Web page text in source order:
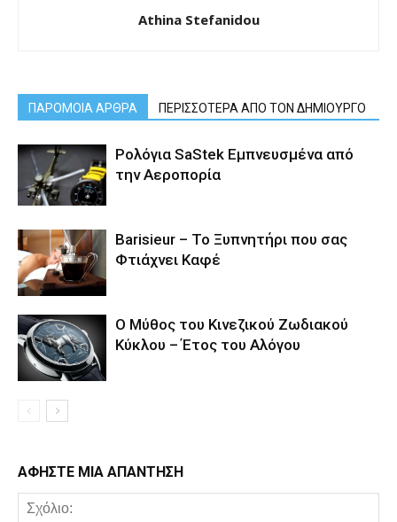
Athina Stefanidou
ΠΑΡΟΜΟΙΑ ΑΡΘΡΑ ΠΕΡΙΣΣΟΤΕΡΑ ΑΠΟ ΤΟΝ ΔΗΜΙΟΥΡΓΟ
Ρολόγια SaStek Εμπνευσμένα από
την Αεροπορία
Barisieur – Το Ξυπνητήρι που σας
Φτιάχνει Καφέ
Ο Μύθος του Κινεζικού Ζωδιακού
Κύκλου – Έτος του Αλόγου
ΑΦΗΣΤΕ ΜΙΑ ΑΠΑΝΤΗΣΗ